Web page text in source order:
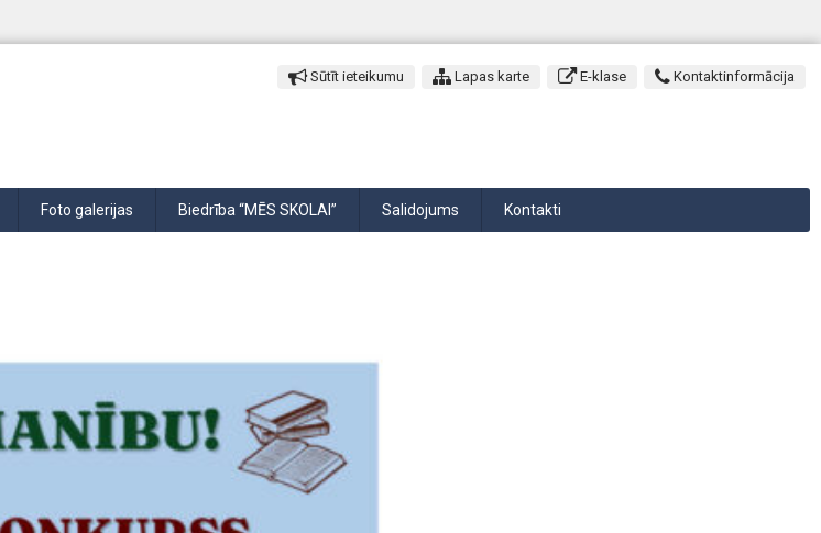
Sūtīt ieteikumu Lapas karte E-klase Kontaktinformācija
Foto galerijas Biedrība “MĒS SKOLAI” Salidojums Kontakti